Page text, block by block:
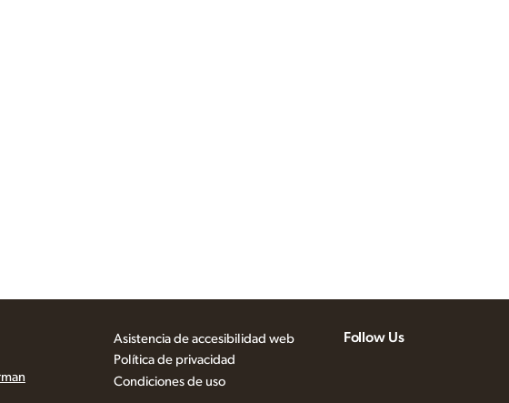
Asistencia de accesibilidad web
Política de privacidad
Condiciones de uso
Follow Us